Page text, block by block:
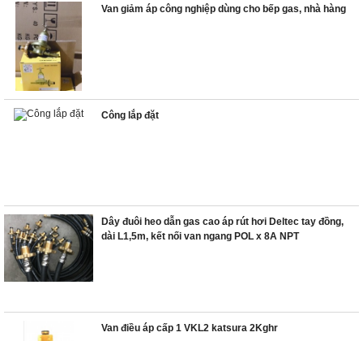
Van giảm áp công nghiệp dùng cho bếp gas, nhà hàng
Công lắp đặt
Dây đuôi heo dẫn gas cao áp rút hơi Deltec tay đồng,
dài L1,5m, kết nối van ngang POL x 8A NPT
Van điều áp cấp 1 VKL2 katsura 2Kghr